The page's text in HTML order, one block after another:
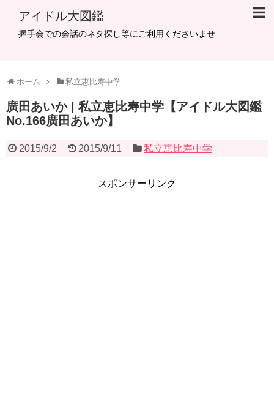
アイドル大図鑑
握手会での会話のネタ探し等にご利用くださいませ
ホーム 私立恵比寿中学
廣田あいか | 私立恵比寿中学【アイドル大図鑑
No.166廣田あいか】
2015/9/2 2015/9/11 私立恵比寿中学
スポンサーリンク